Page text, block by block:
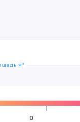
м²
0